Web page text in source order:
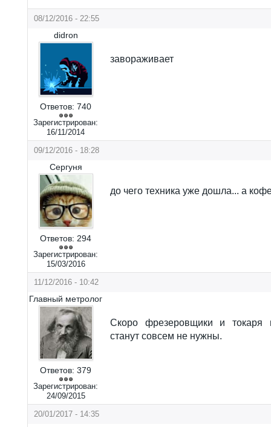
08/12/2016 - 22:55
didron
Ответов: 740
Зарегистрирован:
16/11/2014
завораживает
09/12/2016 - 18:28
Сергуня
Ответов: 294
Зарегистрирован:
15/03/2016
до чего техника уже дошла... а
11/12/2016 - 10:42
Главный метролог
Ответов: 379
Зарегистрирован:
24/09/2015
Скоро фрезеровщики и токаря
станут совсем не нужны.
20/01/2017 - 14:35